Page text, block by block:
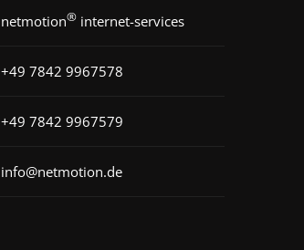
netmotion® internet-services
+49 7842 9967578
+49 7842 9967579
info@netmotion.de